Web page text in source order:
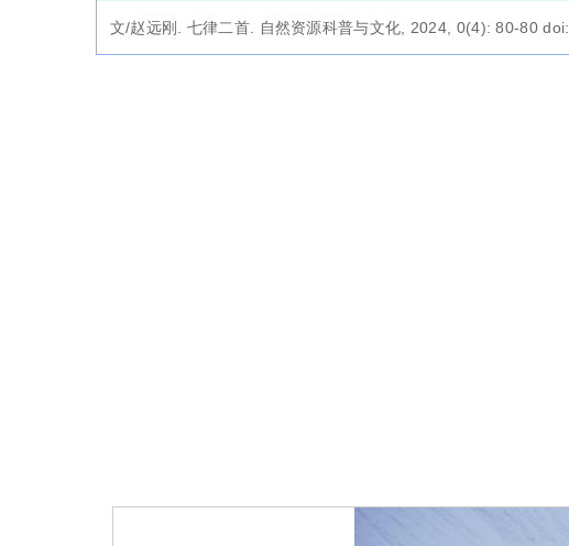
文/赵远刚. 七律二首. 自然资源科普与文化, 2024, 0(4): 80-80 doi: